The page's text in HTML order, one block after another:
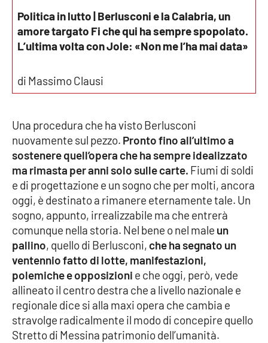
Parchi Marini Calabria
Leggendo Alvaro insieme
Imprese Di Calabria
Venti di comunicazione
STREAMING
LaC TV
LaC Network
LaC OnAir
EDIZIONI
LOCALI
Politica in lutto | Berlusconi e la Calabria, un
amore targato Fi che qui ha sempre spopolato.
L’ultima volta con Jole: «Non me l’ha mai data»
di Massimo Clausi
Una procedura che ha visto Berlusconi
nuovamente sul pezzo. Pronto fino all’ultimo a
sostenere quell’opera che ha sempre idealizzato
ma rimasta per anni solo sulle carte. Fiumi di soldi
e di progettazione e un sogno che per molti, ancora
oggi, è destinato a rimanere eternamente tale. Un
sogno, appunto, irrealizzabile ma che entrerà
comunque nella storia. Nel bene o nel male un
pallino, quello di Berlusconi, che ha segnato un
ventennio fatto di lotte, manifestazioni,
polemiche e opposizioni e che oggi, però, vede
allineato il centro destra che a livello nazionale e
regionale dice si alla maxi opera che cambia e
stravolge radicalmente il modo di concepire quello
Stretto di Messina patrimonio dell’umanità.